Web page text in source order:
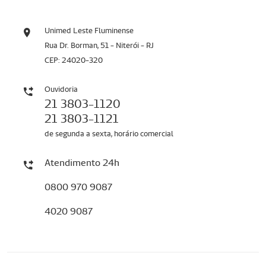
Unimed Leste Fluminense
Rua Dr. Borman, 51 - Niterói - RJ
CEP: 24020-320
Ouvidoria
21 3803-1120
21 3803-1121
de segunda a sexta, horário comercial
Atendimento 24h
0800 970 9087
4020 9087